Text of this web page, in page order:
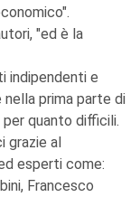
"ed è la
indipendenti e
prima parte di
quanto difficili.
grazie al
esperti come:
Francesco